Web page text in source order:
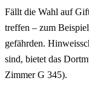
Fällt die Wahl auf
treffen – zum
gefährden.
sind, bietet das
Zimmer G 345).